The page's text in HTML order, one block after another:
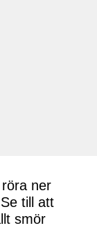
ner
till att
smör